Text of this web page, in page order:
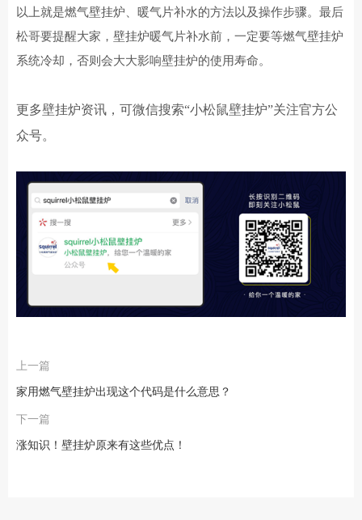
以上就是燃气壁挂炉、暖气片补水的方法以及操作步骤。最后
松哥要提醒大家，壁挂炉暖气片补水前，一定要等燃气壁挂炉
系统冷却，否则会大大影响壁挂炉的使用寿命。
更多壁挂炉资讯，可微信搜索“小松鼠壁挂炉”关注官方公
众号。
上一篇
家用燃气壁挂炉出现这个代码是什么意思？
下一篇
涨知识！壁挂炉原来有这些优点！